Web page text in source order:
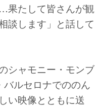
果たして皆さんが観
談します」と話して
シャモニー・モンブ
ルセロナでののん
い映像とともに送